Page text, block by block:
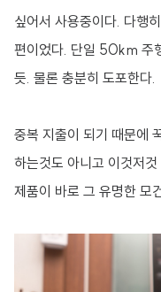
싶어서 사용중이다. 다행
편이었다. 단일 50km 주
듯. 물론 충분히 도포한다.
중복 지출이 되기 때문에
하는것도 아니고 이것저
제품이 바로 그 유명한 모